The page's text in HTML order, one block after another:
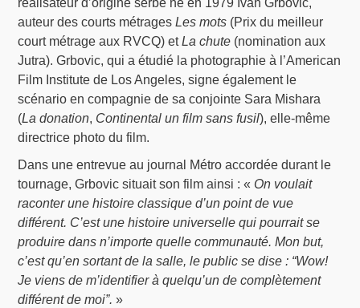
réalisateur d’origine serbe né en 1979 Ivan Grbovic,
auteur des courts métragesLes mots (Prix du meilleur
court métrage aux RVCQ) etLa chute (nomination aux
Jutra). Grbovic, qui a étudié la photographie à l’American
Film Institute de Los Angeles, signe également le
scénario en compagnie de sa conjointe Sara Mishara
(La donation, Continental un film sans fusil), elle-même
directrice photo du film.
Dans une entrevue au journal Métro accordée durant le
tournage, Grbovic situait son film ainsi : « On voulait
raconter une histoire classique d’un point de vue
différent. C’est une histoire universelle qui pourrait se
produire dans n’importe quelle communauté. Mon but,
c’est qu’en sortant de la salle, le public se dise : “Wow!
Je viens de m’identifier à quelqu’un de complètement
différent de moi”. »